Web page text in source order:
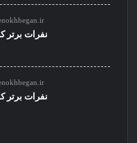
نفرات برتر
نفرات برتر